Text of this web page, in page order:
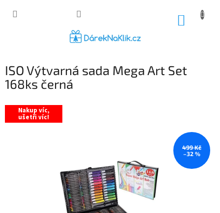
ISO Výtvarná sada Mega Art Set
168ks černá
Nakup víc,
ušetři víc!
499 Kč
–32 %